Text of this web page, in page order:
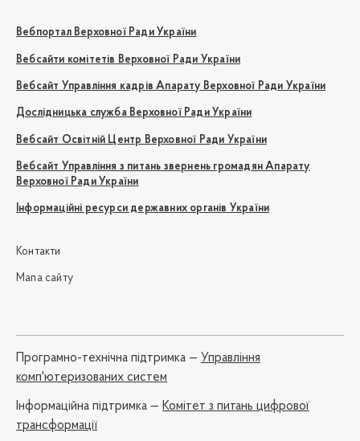
Вебпортал Верховної Ради України
Вебсайти комітетів Верховної Ради України
Вебсайт Управління кадрів Апарату Верховної Ради України
Дослідницька служба Верховної Ради України
Вебсайт Освітній Центр Верховної Ради України
Вебсайт Управління з питань звернень громадян Апарату
Верховної Ради України
Інформаційні ресурси державних органів України
Контакти
Мапа сайту
Програмно-технічна підтримка — Управління
комп'ютеризованих систем
Iнформаційна підтримка — Комітет з питань цифрової
трансформації